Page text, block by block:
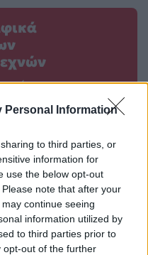
Personal Information
to third parties, or
information for
use the below opt-out
note that after your
continue seeing
information utilized by
to third parties prior to
opt-out of the further
για
πορεία
στιγμές
ελληνική